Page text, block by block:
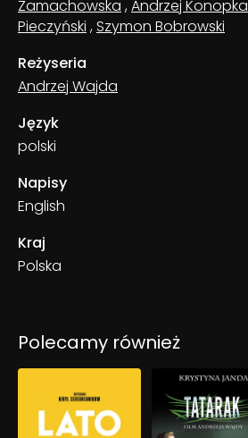
Zamachowska ,Andrzej Konopka
Pieczyński ,Szymon Bobrowski
Reżyseria
Andrzej Wajda
Język
polski
Napisy
English
Kraj
Polska
Polecamy również